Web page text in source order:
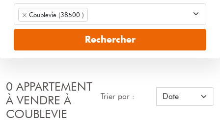
Coublevie (38500 )
Rechercher
0 APPARTEMENT
À VENDRE À
COUBLEVIE
Trier par :